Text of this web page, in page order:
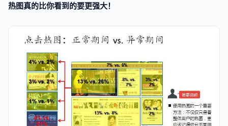
热图真的比你看到的要更强大！